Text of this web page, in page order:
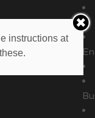
instructions at